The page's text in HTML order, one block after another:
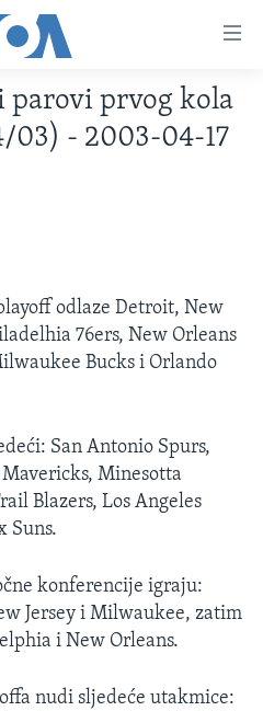
parovi prvog kola
03) - 2003-04-17
odlaze Detroit, New
76ers, New Orleans
Bucks i Orlando
San Antonio Spurs,
Minesotta
Blazers, Los Angeles
Suns.
konferencije igraju:
Jersey i Milwaukee, zatim
i New Orleans.
nudi sljedeće utakmice: